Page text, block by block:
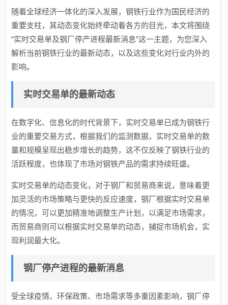
随着全球经济一体化的深入发展，钢铁行业作为国民经济的
重要支柱，其动态变化始终牵动着各方的目光，本文将围绕
“实时交易单及钢厂停产进程最新消息”这一主题，为您深入
解析当前钢铁行业的最新动态，以及这些变化对行业内外的
影响。
实时交易单的最新动态
在数字化、信息化的时代背景下，实时交易单已成为钢铁行
业的重要交易方式，根据我们的监测数据，实时交易单的数
量和规模呈现出稳步增长的趋势，这不仅反映了钢铁行业的
活跃程度，也体现了市场对钢铁产品的需求持续旺盛。
实时交易单的动态变化，对于钢厂和贸易商来说，意味着更
加灵活的市场策略与更快的反应速度，钢厂根据实时交易单
的情况，可以更加精准地调整生产计划，以满足市场需求，
而贸易商则可以根据实时交易单的动态，捕捉市场机会，实
现利润最大化。
钢厂停产进程的最新消息
受全球疫情、环保政策、市场需求等多重因素影响，钢厂停